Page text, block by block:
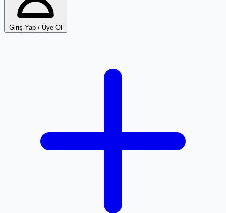
Giriş Yap / Üye Ol